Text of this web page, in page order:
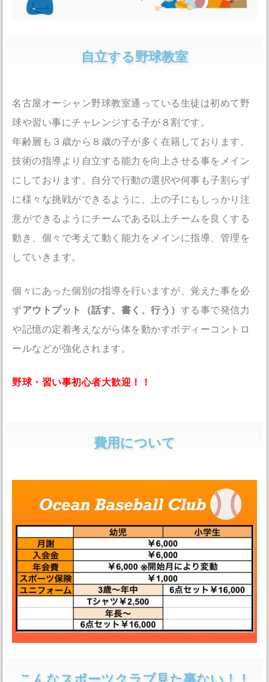
自立する野球教室
名古屋オーシャン野球教室通っている生徒は初めて野
球や習い事にチャレンジする子が８割です。
年齢層も３歳から８歳の子が多く在籍しております。
技術の指導より自立する能力を向上させる事をメイン
にしております。自分で行動の選択や何事も子割らず
に様々な挑戦ができるように、上の子にもしっかり注
意ができるようにチームである以上チームを良くする
動き、個々で考えて動く能力をメインに指導、管理を
していきます。
個々にあった個別の指導を行いますが、覚えた事を必
ずアウトプット（話す、書く、行う） する事で発信力
や記憶の定着考えながら体を動かすボディーコントロ
ールなどが強化されます。
野球・習い事初心者大歓迎！！
費用について